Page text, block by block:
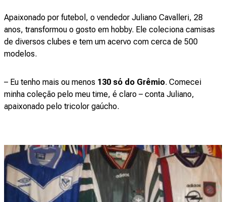
Apaixonado por futebol, o vendedor Juliano Cavalleri, 28
anos, transformou o gosto em hobby. Ele coleciona camisas
de diversos clubes e tem um acervo com cerca de 500
modelos.
– Eu tenho mais ou menos 130 só do Grêmio. Comecei
minha coleção pelo meu time, é claro – conta Juliano,
apaixonado pelo tricolor gaúcho.